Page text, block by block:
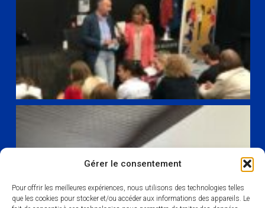
Gérer le consentement
Pour offrir les meilleures expériences, nous utilisons des technologies telles
que les cookies pour stocker et/ou accéder aux informations des appareils. Le